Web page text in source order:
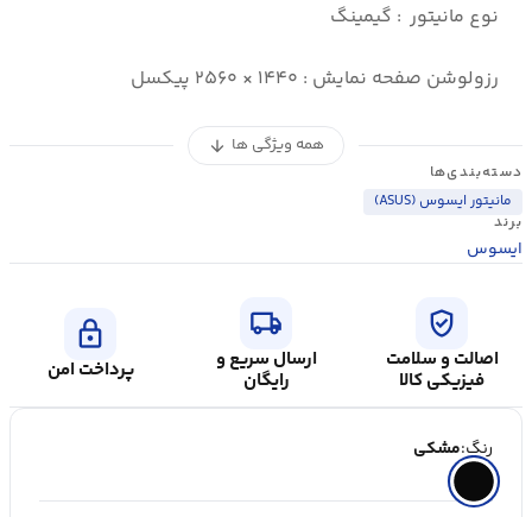
نوع مانیتور : گیمینگ
رزولوشن صفحه نمایش : ۱۴۴۰ × ۲۵۶۰ پیکسل
همه ویژگی ها arrow_downward
دسته‌بندی‌ها
مانیتور ایسوس (ASUS)
برند
ایسوس
verified_user
اصالت و سلامت
فیزیکی کالا
local_shipping
ارسال سریع و
رایگان
lock
پرداخت امن
رنگ:مشکی